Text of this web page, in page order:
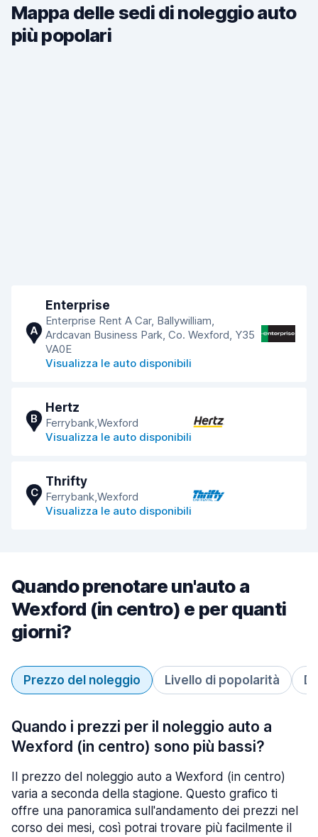
Mappa delle sedi di noleggio auto
più popolari
A
Enterprise
Enterprise Rent A Car, Ballywilliam,
Ardcavan Business Park, Co. Wexford, Y35
VA0E
Visualizza le auto disponibili
B
Hertz
Ferrybank,Wexford
Visualizza le auto disponibili
C
Thrifty
Ferrybank,Wexford
Visualizza le auto disponibili
Quando prenotare un'auto a
Wexford (in centro) e per quanti
giorni?
Prezzo del noleggio Livello di popolarità
Quando i prezzi per il noleggio auto a
Wexford (in centro) sono più bassi?
Il prezzo del noleggio auto a Wexford (in centro)
varia a seconda della stagione. Questo grafico ti
offre una panoramica sull'andamento dei prezzi nel
corso dei mesi, così potrai trovare più facilmente il